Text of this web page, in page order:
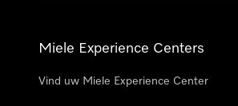
Miele Experience Centers
Vind uw Miele Experience Center